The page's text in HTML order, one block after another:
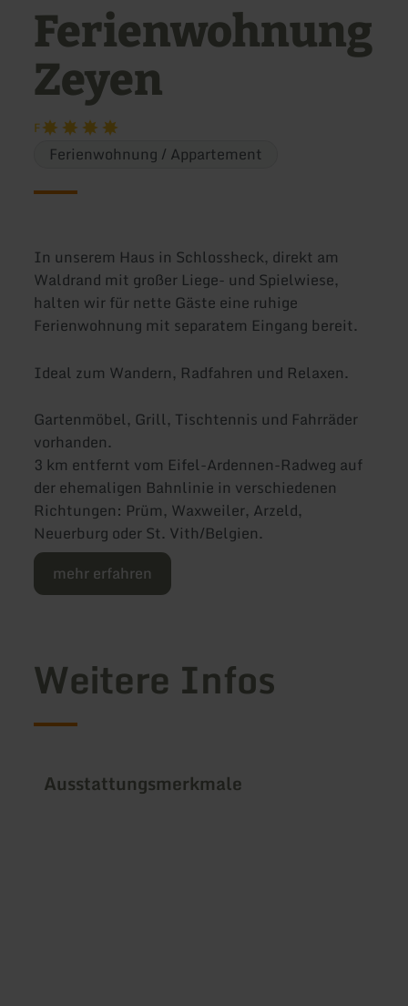
Ferienwohnung
Zeyen
F
Ferienwohnung / Appartement
In unserem Haus in Schlossheck, direkt am
Waldrand mit großer Liege- und Spielwiese,
halten wir für nette Gäste eine ruhige
Ferienwohnung mit separatem Eingang bereit.
Ideal zum Wandern, Radfahren und Relaxen.
Gartenmöbel, Grill, Tischtennis und Fahrräder
vorhanden.
3 km entfernt vom Eifel-Ardennen-Radweg auf
der ehemaligen Bahnlinie in verschiedenen
Richtungen: Prüm, Waxweiler, Arzeld,
Neuerburg oder St. Vith/Belgien.
mehr erfahren
Weitere Infos
Ausstattungsmerkmale